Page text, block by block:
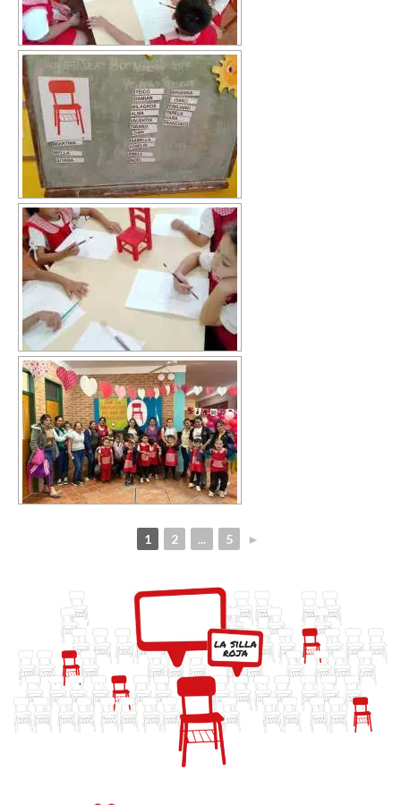
1 2 ... 5 ►